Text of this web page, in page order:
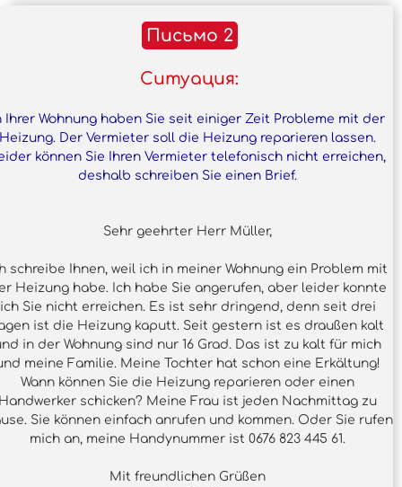
Письмо 2
Ситуация:
Ihrer Wohnung haben Sie seit einiger Zeit Probleme mit der
Heizung. Der Vermieter soll die Heizung reparieren lassen.
können Sie Ihren Vermieter telefonisch nicht erreichen,
deshalb schreiben Sie einen Brief.
Sehr geehrter Herr Müller,
schreibe Ihnen, weil ich in meiner Wohnung ein Problem mit
Heizung habe. Ich habe Sie angerufen, aber leider konnte
ich Sie nicht erreichen. Es ist sehr dringend, denn seit drei
ist die Heizung kaputt. Seit gestern ist es draußen kalt
in der Wohnung sind nur 16 Grad. Das ist zu kalt für mich
meine Familie. Meine Tochter hat schon eine Erkältung!
Wann können Sie die Heizung reparieren oder einen
schicken? Meine Frau ist jeden Nachmittag zu
Sie können einfach anrufen und kommen. Oder Sie rufen
mich an, meine Handynummer ist 0676 823 445 61.
Mit freundlichen Grüßen